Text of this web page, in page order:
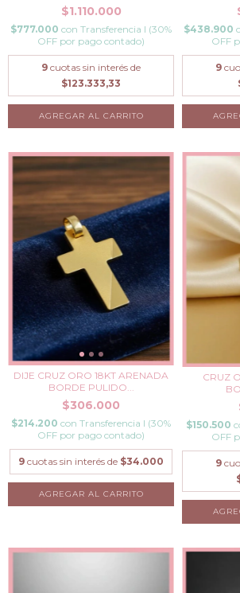
$1.110.000
$777.000 con Transferencia I (30%
OFF por pago contado)
9 cuotas sin interés de
$123.333,33
$438.900
OFF
9
DIJE CRUZ ORO 18KT ARENADA
BORDE PULIDO...
$306.000
$214.200 con Transferencia I (30%
OFF por pago contado)
9 cuotas sin interés de $34.000
CRUZ
$150.500
OFF
9